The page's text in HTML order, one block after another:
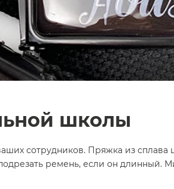
школы
сотрудников. Пряжка из
ремень, если он длинный.